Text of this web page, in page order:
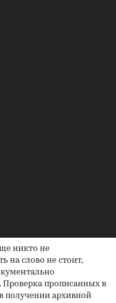
никто не
на слово не стоит,
Проверка прописанных в
получении архивной